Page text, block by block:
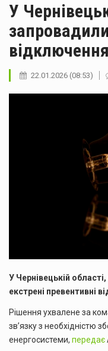
У
22.01.2026 (08:53)
У Чернівецькій області,
екстрені превентивні
Рішення ухвалене за
зв’язку з необхідністю
енергосистеми, передає